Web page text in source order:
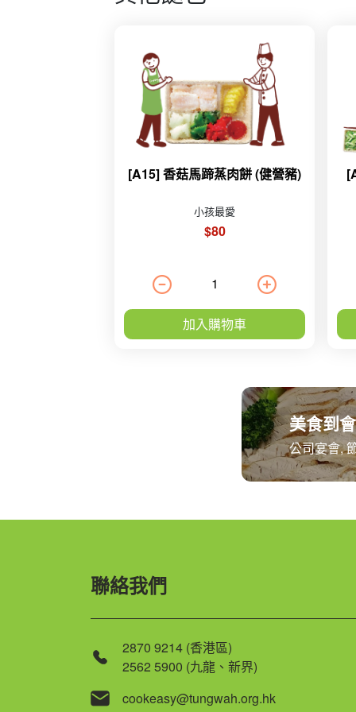
[A15] 香菇馬蹄蒸肉餅 (健營豬)
小孩最愛
$80
加入購物車
美食到會
公司宴會,
聯絡我們
2870 9214 (香港區)
2562 5900 (九龍、新界)
cookeasy@tungwah.org.hk